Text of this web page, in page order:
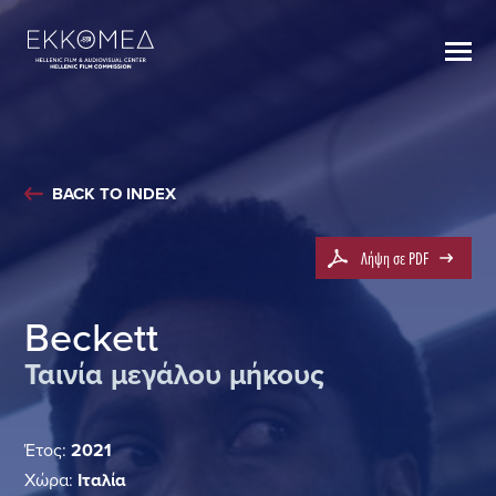
BACK TO INDEX
Λήψη σε PDF
Beckett
Ταινία μεγάλου μήκους
Έτος: 2021
Χώρα: Ιταλία